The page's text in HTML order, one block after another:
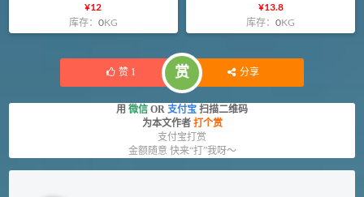
¥12
库存： 0KG
¥13.8
库存：0KG
赞 1 赏 分享
用 微信 OR 支付宝 扫描二维码
为本文作者 打个赏
支付宝打赏
金额随意 快来“打”我呀～